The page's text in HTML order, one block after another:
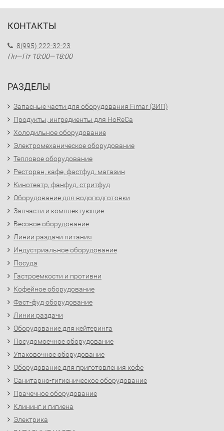
КОНТАКТЫ
8(995) 222-32-23
Пн—Пт 10:00—18:00
РАЗДЕЛЫ
Запасные части для оборудования Fimar (ЗИП)
Продукты, ингредиенты для HoReCa
Холодильное оборудование
Электромеханическое оборудование
Тепловое оборудование
Ресторан, кафе, фастфуд, магазин
Кинотеатр, фанфуд, стритфуд
Оборудование для водоподготовки
Запчасти и комплектующие
Весовое оборудование
Линии раздачи питания
Индустриальное оборудование
Посуда
Гастроемкости и противни
Кофейное оборудование
Фаст-фуд оборудование
Линии раздачи
Оборудование для кейтеринга
Посудомоечное оборудование
Упаковочное оборудование
Оборудование для приготовления кофе
Санитарно-гигиеническое оборудование
Прачечное оборудование
Клининг и гигиена
Электрика